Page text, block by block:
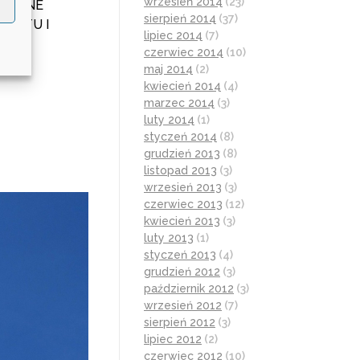
TU I
sierpień 2014 (37)
lipiec 2014 (7)
czerwiec 2014 (10)
maj 2014 (2)
kwiecień 2014 (4)
marzec 2014 (3)
luty 2014 (1)
styczeń 2014 (8)
grudzień 2013 (8)
listopad 2013 (3)
wrzesień 2013 (3)
czerwiec 2013 (12)
kwiecień 2013 (3)
luty 2013 (1)
styczeń 2013 (4)
grudzień 2012 (3)
październik 2012 (3)
wrzesień 2012 (7)
sierpień 2012 (3)
lipiec 2012 (2)
czerwiec 2012 (10)